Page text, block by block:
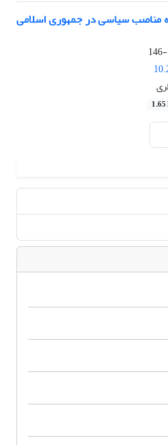
مناصب سیاسی در جمهوری اسلامی